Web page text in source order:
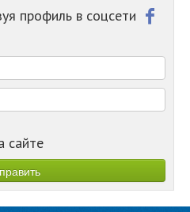
-
профиль в соцсети
сайте